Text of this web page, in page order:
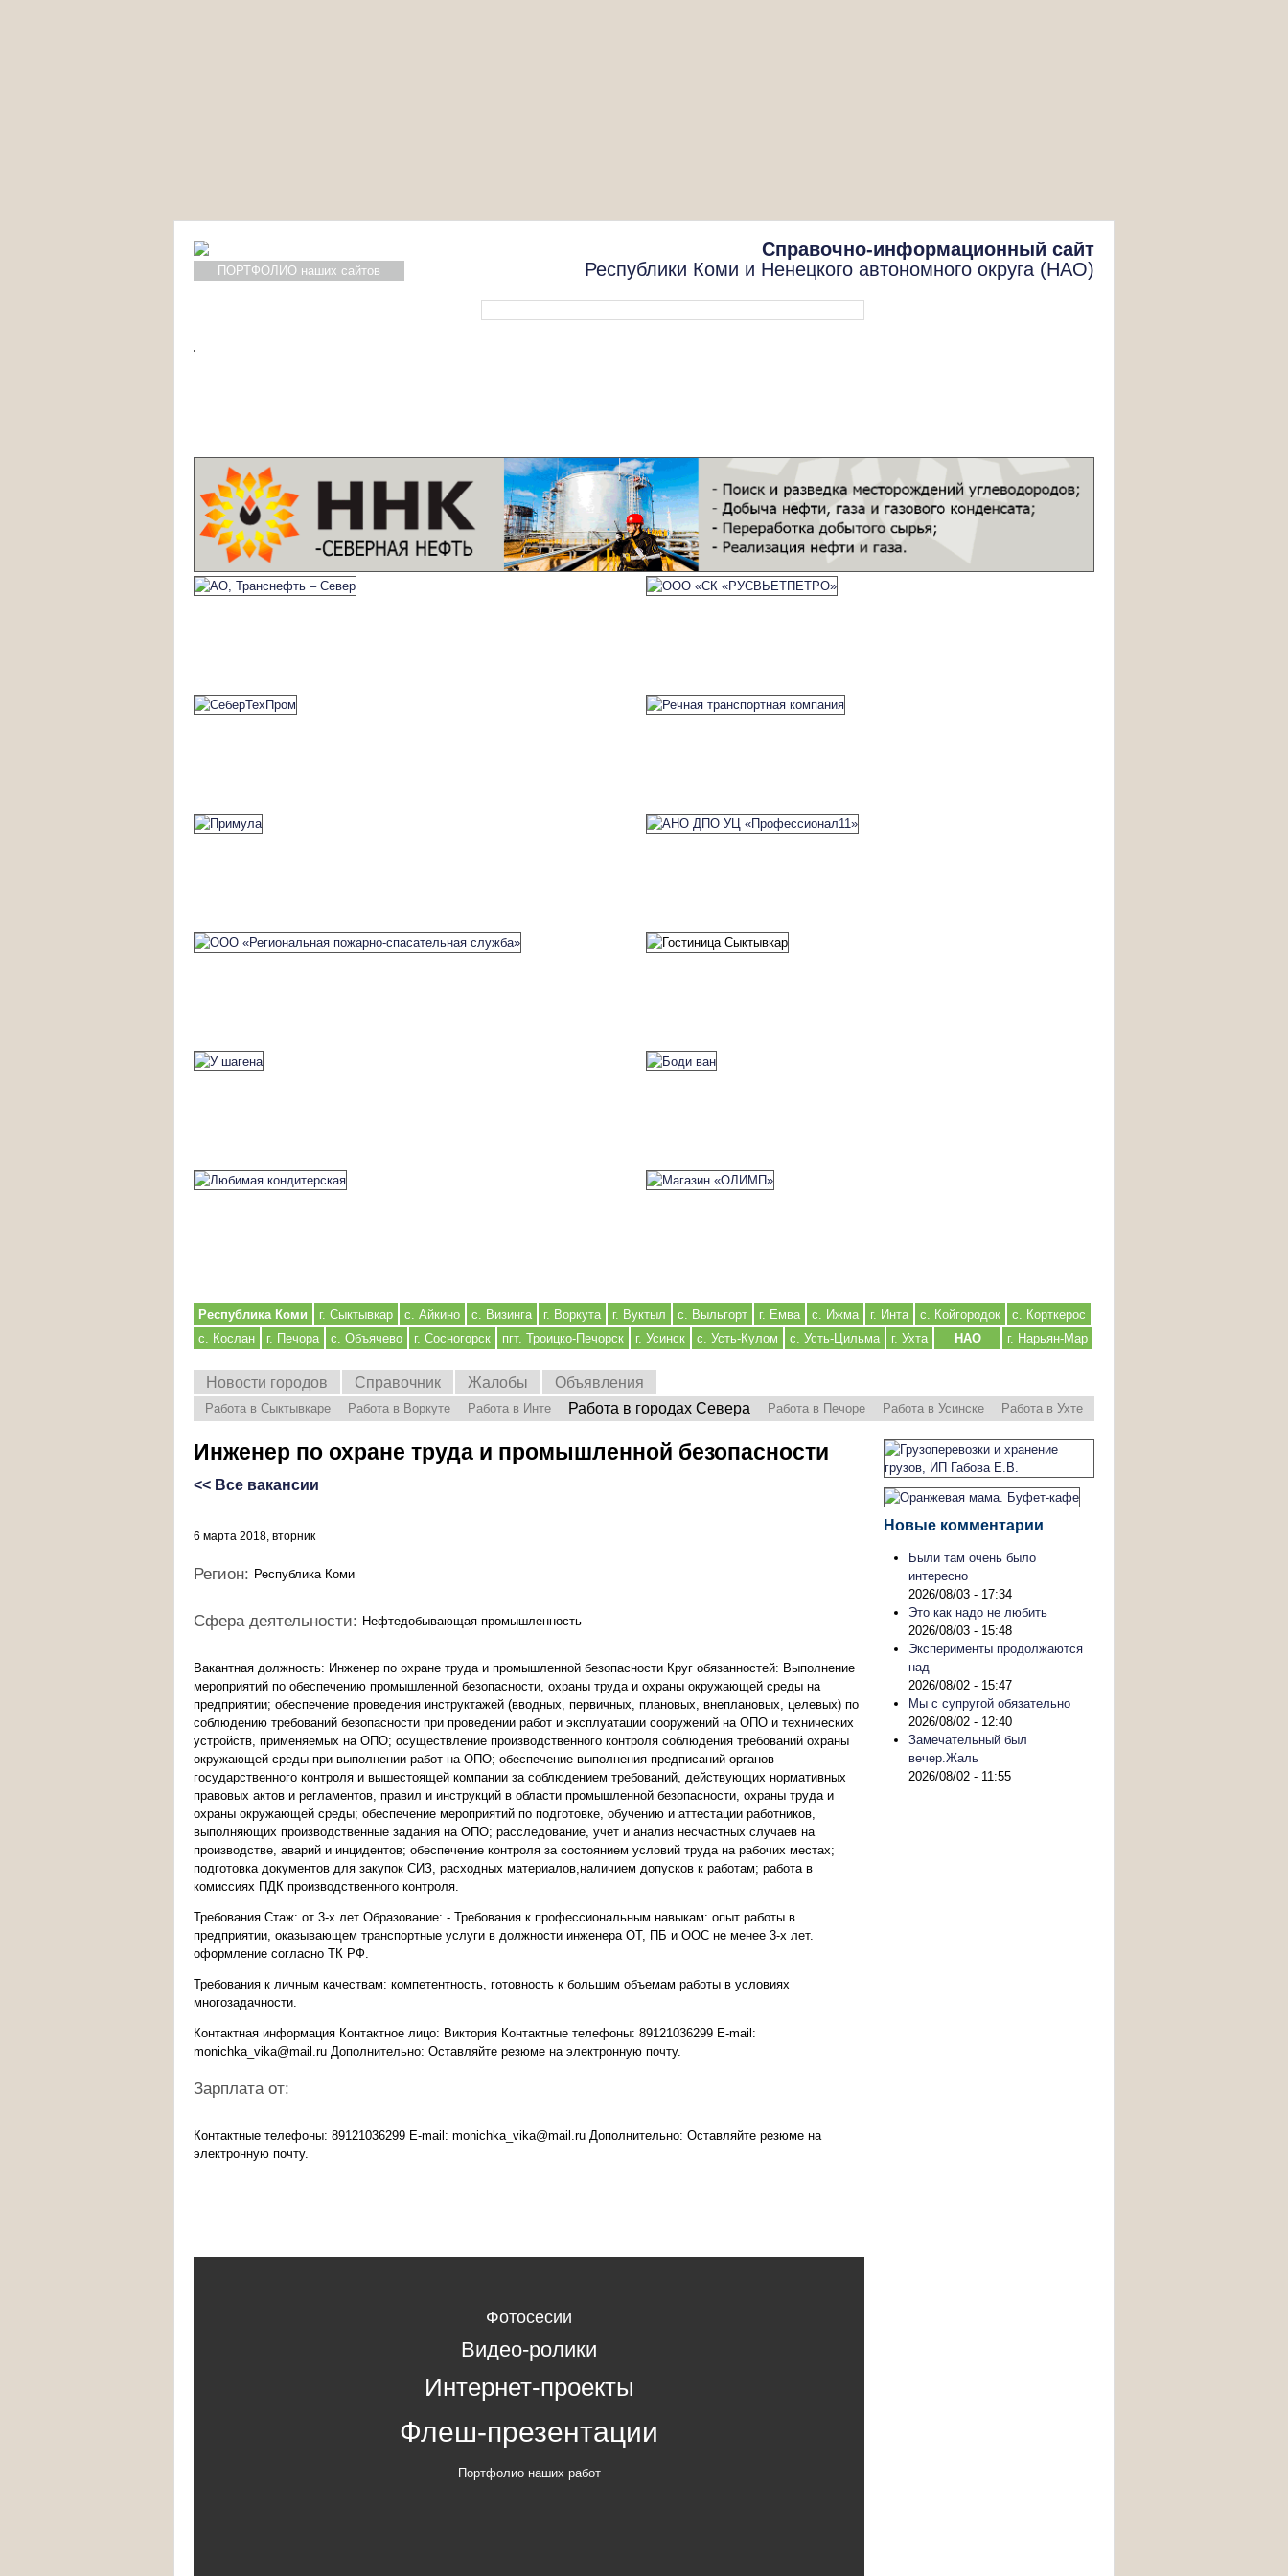
ПОРТФОЛИО наших сайтов
Справочно-информационный сайт
Республики Коми и Ненецкого автономного округа (НАО)
Республика Коми г. Сыктывкар с. Айкино с. Визинга г. Воркута г. Вуктыл с. Выльгорт г. Емва с. Ижма г. Инта с. Койгородок
с. Корткерос
с. Кослан
г. Печора с. Объячево г. Сосногорск пгт. Троицко-Печорск г. Усинск с. Усть-Кулом с. Усть-Цильма г. Ухта НАО г. Нарьян-Мар
Новости городов Справочник Жалобы Объявления
Работа в Сыктывкаре Работа в Воркуте Работа в Инте Работа в городах Севера Работа в Печоре Работа в Усинске Работа в Ухте
Инженер по охране труда и промышленной безопасности
<< Все вакансии
6 марта 2018, вторник
Регион: Республика Коми
Сфера деятельности: Нефтедобывающая промышленность
Вакантная должность: Инженер по охране труда и промышленной безопасности Круг обязанностей: Выполнение
мероприятий по обеспечению промышленной безопасности, охраны труда и охраны окружающей среды на
предприятии; обеспечение проведения инструктажей (вводных, первичных, плановых, внеплановых, целевых) по
соблюдению требований безопасности при проведении работ и эксплуатации сооружений на ОПО и технических
устройств, применяемых на ОПО; осуществление производственного контроля соблюдения требований охраны
окружающей среды при выполнении работ на ОПО; обеспечение выполнения предписаний органов
государственного контроля и вышестоящей компании за соблюдением требований, действующих нормативных
правовых актов и регламентов, правил и инструкций в области промышленной безопасности, охраны труда и
охраны окружающей среды; обеспечение мероприятий по подготовке, обучению и аттестации работников,
выполняющих производственные задания на ОПО; расследование, учет и анализ несчастных случаев на
производстве, аварий и инцидентов; обеспечение контроля за состоянием условий труда на рабочих местах;
подготовка документов для закупок СИЗ, расходных материалов,наличием допусков к работам; работа в
комиссиях ПДК производственного контроля.
Требования Стаж: от 3-х лет Образование: - Требования к профессиональным навыкам: опыт работы в
предприятии, оказывающем транспортные услуги в должности инженера ОТ, ПБ и ООС не менее 3-х лет.
оформление согласно ТК РФ.
Требования к личным качествам: компетентность, готовность к большим объемам работы в условиях
многозадачности.
Контактная информация Контактное лицо: Виктория Контактные телефоны: 89121036299 E-mail:
monichka_vika@mail.ru Дополнительно: Оставляйте резюме на электронную почту.
Зарплата от:
Контактные телефоны: 89121036299 E-mail: monichka_vika@mail.ru Дополнительно: Оставляйте резюме на
электронную почту.
Фотосесии
Видео-ролики
Интернет-проекты
Флеш-презентации
Портфолио наших работ
Новые комментарии
Были там очень было
интересно
2026/08/03 - 17:34
Это как надо не любить
2026/08/03 - 15:48
Эксперименты продолжаются
над
2026/08/02 - 15:47
Мы с супругой обязательно
2026/08/02 - 12:40
Замечательный был
вечер.Жаль
2026/08/02 - 11:55